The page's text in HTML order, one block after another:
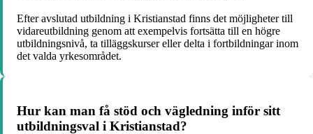
Efter avslutad utbildning i Kristianstad finns det möjligheter till
vidareutbildning genom att exempelvis fortsätta till en högre
utbildningsnivå, ta tilläggskurser eller delta i fortbildningar inom
det valda yrkesområdet.
Hur kan man få stöd och vägledning inför sitt
utbildningsval i Kristianstad?